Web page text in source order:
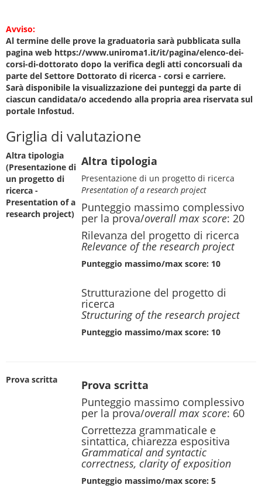
Avviso:
Al termine delle prove la graduatoria sarà pubblicata sulla
pagina web https://www.uniroma1.it/it/pagina/elenco-dei-
corsi-di-dottorato dopo la verifica degli atti concorsuali da
parte del Settore Dottorato di ricerca - corsi e carriere.
Sarà disponibile la visualizzazione dei punteggi da parte di
ciascun candidata/o accedendo alla propria area riservata sul
portale Infostud.
Griglia di valutazione
Altra tipologia
(Presentazione di
un progetto di
ricerca -
Presentation of a
research project)
Altra tipologia
Presentazione di un progetto di ricerca
Presentation of a research project
Punteggio massimo complessivo
per la prova/overall max score: 20
Rilevanza del progetto di ricerca
Relevance of the research project
Punteggio massimo/max score: 10
Strutturazione del progetto di
ricerca
Structuring of the research project
Punteggio massimo/max score: 10
Prova scritta
Prova scritta
Punteggio massimo complessivo
per la prova/overall max score: 60
Correttezza grammaticale e
sintattica, chiarezza espositiva
Grammatical and syntactic
correctness, clarity of exposition
Punteggio massimo/max score: 5